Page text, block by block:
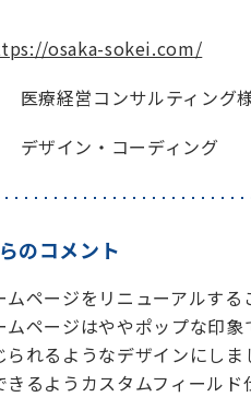
osaka-sokei.com/
医療経営コンサルティング
デザイン・コーディング
のコメント
ページをリニューアルする
ムページはややポップな印
られるようなデザインにし
るようカスタムフィールド